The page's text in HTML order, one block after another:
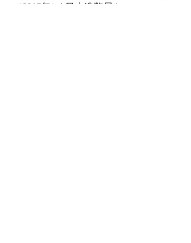
（2015年）| 日本造幣局 |